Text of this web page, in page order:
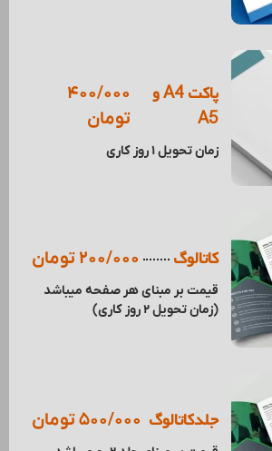
پاکت A4 و
A5
400/000
تومان
زمان تحویل 1 روز کاری
کاتالوگ 200/000 تومان
قیمت بر مبنای هر صفحه میباشد
(زمان تحویل 2 روز کاری)
جلدکاتالوگ 500/000 تومان